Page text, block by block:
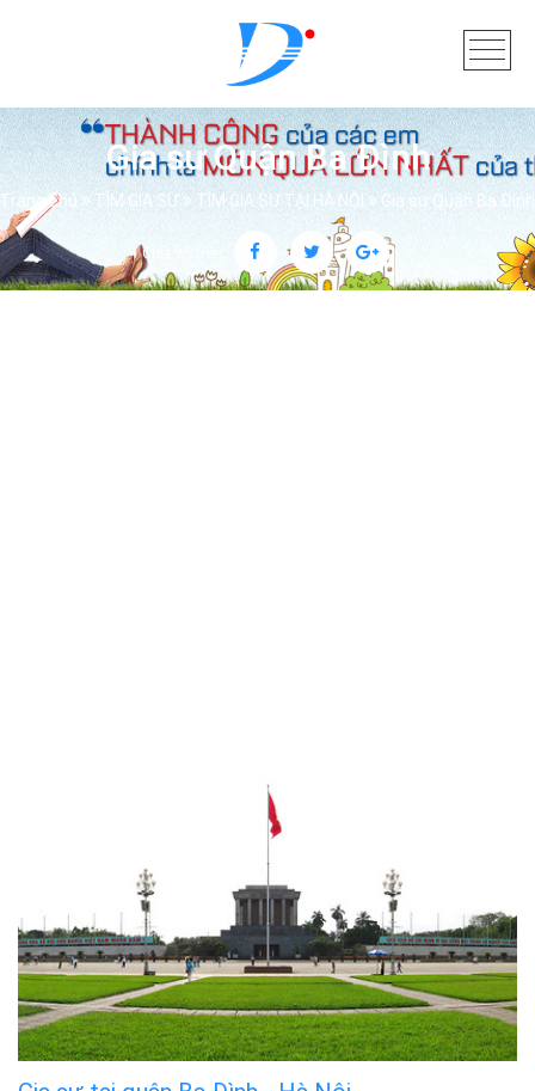
Gia sư Quận Ba Đình
Trang chủ TÌM GIA SƯ TÌM GIA SƯ TẠI HÀ NỘI Gia sư Quận Ba Đình
Chia sẻ trên: